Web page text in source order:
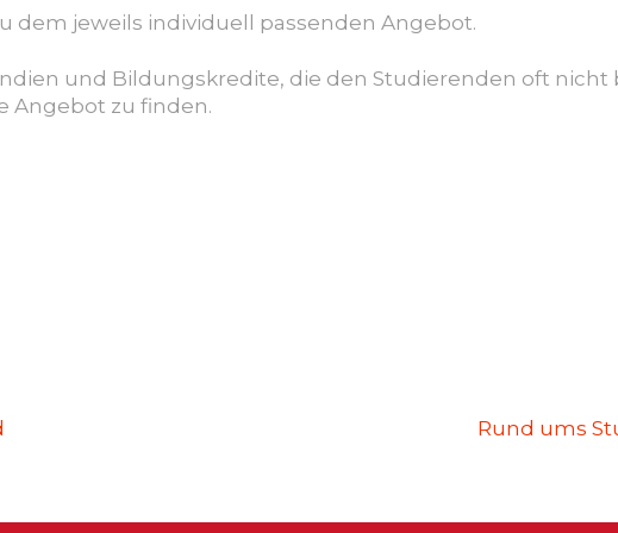
dem jeweils individuell passenden Angebot.
und Bildungskredite, die den Studierenden oft nicht
Angebot zu finden.
Rund ums